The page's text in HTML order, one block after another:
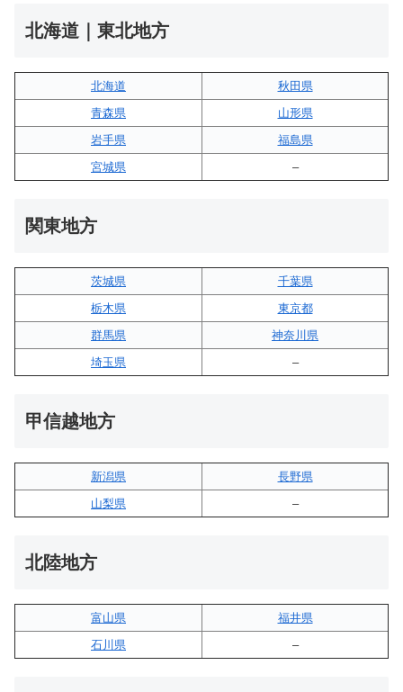
北海道｜東北地方
北海道
秋田県
青森県
山形県
岩手県
福島県
宮城県
–
関東地方
茨城県
千葉県
栃木県
東京都
群馬県
神奈川県
埼玉県
–
甲信越地方
新潟県
長野県
山梨県
–
北陸地方
富山県
福井県
石川県
–